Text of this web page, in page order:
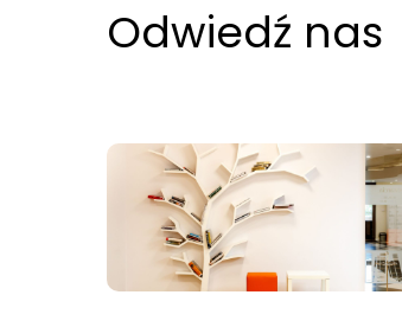
Odwiedź nas
twojego
niektóre funkcje
znikną ze strony
internetowej.